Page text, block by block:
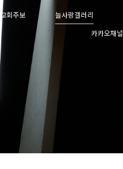
교회주보 늘사랑갤러리
카카오채널